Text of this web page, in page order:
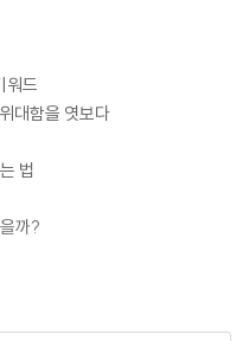
왔고 어디로 가는지에 대한 근
워드
대함을 엿보다
법
까?